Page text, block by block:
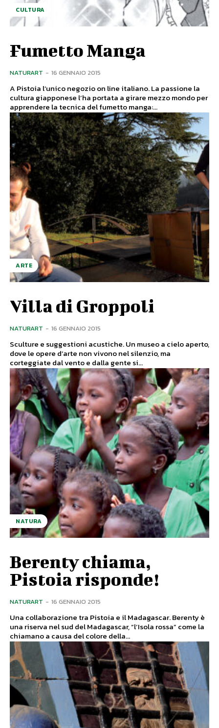
CULTURA
Fumetto Manga
NATURART - 16 GENNAIO 2015
A Pistoia l’unico negozio on line italiano. La passione la
cultura giapponese l’ha portata a girare mezzo mondo per
apprendere la tecnica del fumetto manga:...
ARTE
Villa di Groppoli
NATURART - 16 GENNAIO 2015
Sculture e suggestioni acustiche. Un museo a cielo aperto,
dove le opere d’arte non vivono nel silenzio, ma
corteggiate dal vento e dalla gente si...
NATURA
Berenty chiama,
Pistoia risponde!
NATURART - 16 GENNAIO 2015
Una collaborazione tra Pistoia e il Madagascar. Berenty è
una riserva nel sud del Madagascar, “l’Isola rossa” come la
chiamano a causa del colore della...